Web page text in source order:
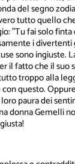
del segno
tutto quello
"Tu fai solo
i
sono ingiuste.
fatto che il suo
troppo alla
questo.
paura dei
donna Gemelli